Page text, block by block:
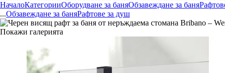
НачалоКатегорииОборудване за баняОбзавеждане за баня
...Обзавеждане за баняРафтове за душ
Покажи галерията